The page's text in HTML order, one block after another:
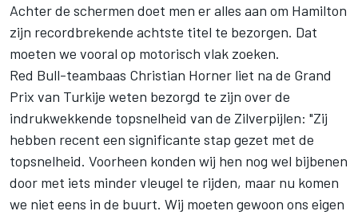
Achter de schermen doet men er alles aan om Hamilton
zijn recordbrekende achtste titel te bezorgen. Dat
moeten we vooral op motorisch vlak zoeken.
Red Bull-teambaas Christian Horner liet na de Grand
Prix van Turkije weten bezorgd te zijn over de
indrukwekkende topsnelheid van de Zilverpijlen: "Zij
hebben recent een significante stap gezet met de
topsnelheid. Voorheen konden wij hen nog wel bijbenen
door met iets minder vleugel te rijden, maar nu komen
we niet eens in de buurt. Wij moeten gewoon ons eigen